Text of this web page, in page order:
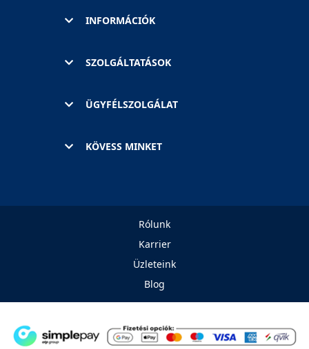
INFORMÁCIÓK
SZOLGÁLTATÁSOK
ÜGYFÉLSZOLGÁLAT
KÖVESS MINKET
Rólunk
Karrier
Üzleteink
Blog